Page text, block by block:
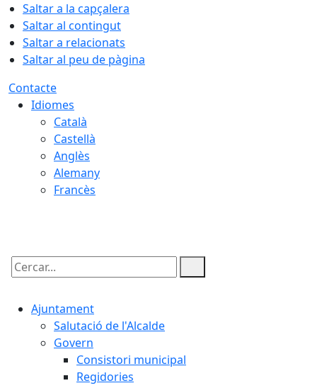
Saltar a la capçalera
Saltar al contingut
Saltar a relacionats
Saltar al peu de pàgina
Contacte
Idiomes
Català
Castellà
Anglès
Alemany
Francès
Cercar:
Ajuntament
Salutació de l'Alcalde
Govern
Consistori municipal
Regidories